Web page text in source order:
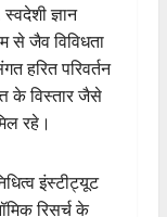
ज्ञान
से जैव विविधता
हरित परिवर्तन
के विस्तार जैसे
रहे।
इंस्टीट्यूट
रिसर्च के